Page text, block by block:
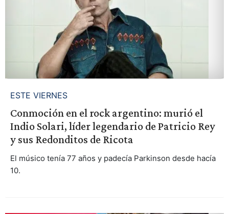
ESTE VIERNES
Conmoción en el rock argentino: murió el
Indio Solari, líder legendario de Patricio Rey
y sus Redonditos de Ricota
El músico tenía 77 años y padecía Parkinson desde hacía
10.